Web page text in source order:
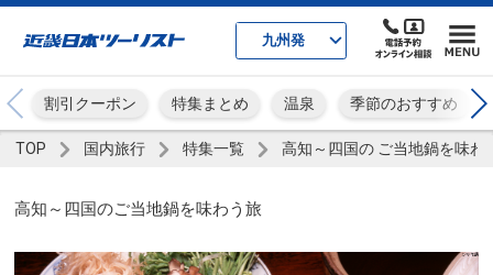
九州発
割引クーポン 特集まとめ 温泉 季節のおすすめ
TOP 国内旅行 特集一覧 高知～四国の ご当地鍋を味わ
高知～四国のご当地鍋を味わう旅